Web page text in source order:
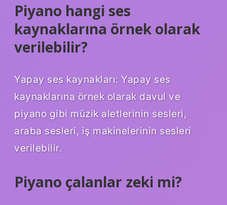
Piyano hangi ses
kaynaklarına örnek olarak
verilebilir?
Yapay ses kaynakları: Yapay ses
kaynaklarına örnek olarak davul ve
piyano gibi müzik aletlerinin sesleri,
araba sesleri, iş makinelerinin sesleri
verilebilir.
Piyano çalanlar zeki mi?